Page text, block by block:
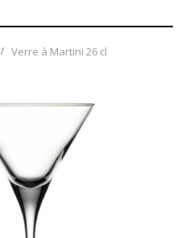
> Verre à Martini 26 cl